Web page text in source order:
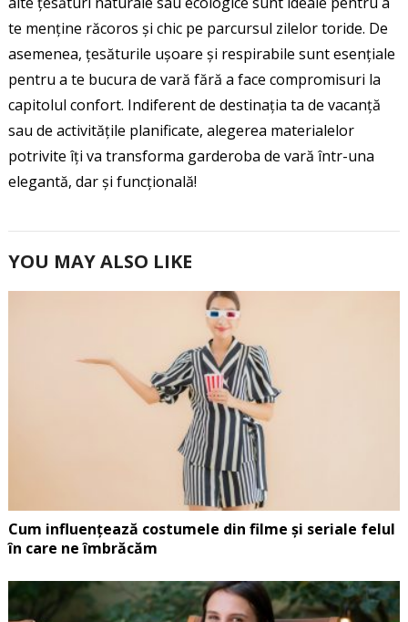
te menține răcoros și chic pe parcursul zilelor toride. De
asemenea, țesăturile ușoare și respirabile sunt esențiale
pentru a te bucura de vară fără a face compromisuri la
capitolul confort. Indiferent de destinația ta de vacanță
sau de activitățile planificate, alegerea materialelor
potrivite îți va transforma garderoba de vară într-una
elegantă, dar și funcțională!
YOU MAY ALSO LIKE
Cum influențează costumele din filme și seriale felul
în care ne îmbrăcăm